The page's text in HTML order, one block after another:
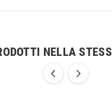
NELLA